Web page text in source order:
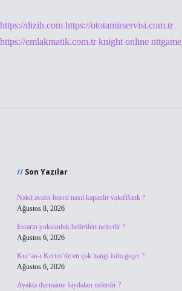
https://dizih.com https://ototamirservisi.com.tr
https://emlakmatik.com.tr knight online nttgame
Son Yazılar
Nakit avans borcu nasıl kapatılır vakıfBank ?
Ağustos 8, 2026
Esrarın yoksunluk belirtileri nelerdir ?
Ağustos 6, 2026
Kur’an-ı Kerim’de en çok hangi isim geçer ?
Ağustos 6, 2026
Ayakta durmanın faydaları nelerdir ?